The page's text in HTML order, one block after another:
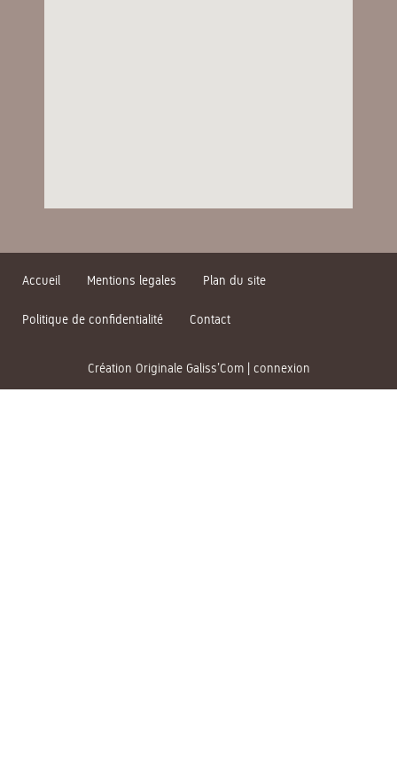
Accueil Mentions legales Plan du site
Politique de confidentialité Contact
Création Originale Galiss’Com| connexion